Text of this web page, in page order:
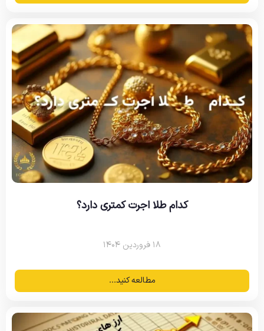
کدام طلا اجرت کمتری دارد؟
۱۸ فروردین ۱۴۰۴
مطالعه کنید...